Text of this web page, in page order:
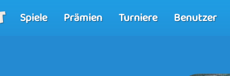
Spiele Prämien Turniere Benutzer